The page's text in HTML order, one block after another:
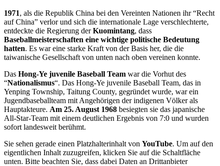
1971, als die Republik China bei den Vereinten Nationen ihr “Recht
auf China” verlor und sich die internationale Lage verschlechterte,
entdeckte die Regierung derKuomintang, dass
Baseballmeisterschaften eine wichtige politische Bedeutung
hatten. Es war eine starke Kraft von der Basis her, die die
taiwanische Gesellschaft von unten nach oben vereinen konnte.
Das Hong-Ye juvenile Baseball Team war die Vorhut des
“Nationalismus“. Das Hong-Ye juvenile Baseball Team, das in
Yenping Township, Taitung County, gegründet wurde, war ein
Jugendbaseballteam mit Angehörigen der indigenen Völker als
Hauptakteure. Am 25. August 1968 besiegten sie das japanische
All-Star-Team mit einem deutlichen Ergebnis von 7:0 und wurden
sofort landesweit berühmt.
Sie sehen gerade einen Platzhalterinhalt von YouTube. Um auf den
eigentlichen Inhalt zuzugreifen, klicken Sie auf die Schaltfläche
unten. Bitte beachten Sie, dass dabei Daten an Drittanbieter